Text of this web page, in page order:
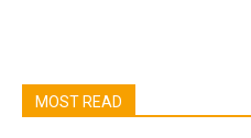
MOST READ